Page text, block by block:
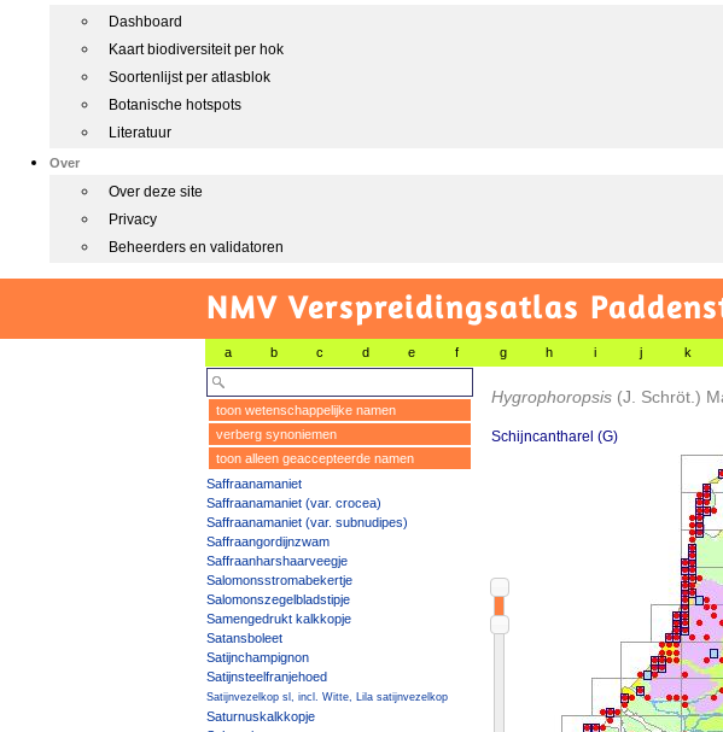
Dashboard
Kaart biodiversiteit per hok
Soortenlijst per atlasblok
Botanische hotspots
Literatuur
Over
Over deze site
Privacy
Beheerders en validatoren
NMV Verspreidingsatlas
a b c d e f g h i j k
toon wetenschappelijke namen
verberg synoniemen
toon alleen geaccepteerde namen
Saffraanamaniet
Saffraanamaniet (var. crocea)
Saffraanamaniet (var. subnudipes)
Saffraangordijnzwam
Saffraanharshaarveegje
Salomonsstromabekertje
Salomonszegelbladstipje
Samengedrukt kalkkopje
Satansboleet
Satijnchampignon
Satijnsteelfranjehoed
Satijnvezelkop sl, incl. Witte, Lila satijnvezelkop
Saturnuskalkkopje
Hygrophoropsis (J. Schröt.)
Schijncantharel (G)